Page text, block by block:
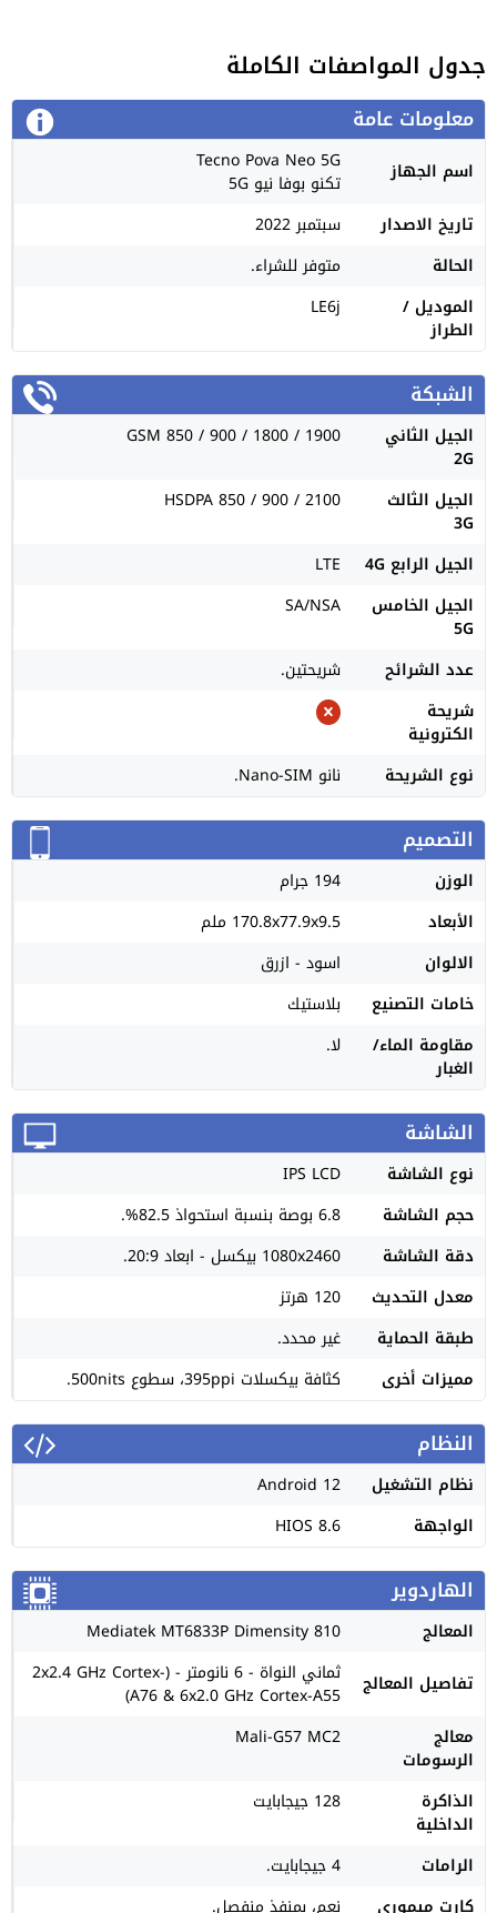
جدول المواصفات الكاملة
معلومات عامة
اسم الجهاز Tecno Pova Neo 5G
تكنو بوفا نيو 5G
تاريخ الاصدار
سبتمبر 2022
الحالة
متوفر للشراء.
الموديل /
الطراز
LE6j
الشبكة
الجيل الثاني
2G
GSM 850 / 900 / 1800 / 1900
الجيل الثالث
3G
HSDPA 850 / 900 / 2100
الجيل الرابع 4G
LTE
الجيل الخامس
5G
SA/NSA
عدد الشرائح
شريحتين.
شريحة
الكترونية
نوع الشريحة
نانو Nano-SIM.
التصميم
الوزن
194 جرام
الأبعاد
170.8x77.9x9.5 ملم
الالوان
اسود - ازرق
خامات التصنيع
بلاستيك
مقاومة الماء/
الغبار
لا.
الشاشة
نوع الشاشة
IPS LCD
حجم الشاشة
6.8 بوصة بنسبة استحواذ 82.5%.
دقة الشاشة
1080x2460 بيكسل - ابعاد 20:9.
معدل التحديث
120 هرتز
طبقة الحماية
غير محدد.
مميزات أخرى
كثافة بيكسلات 395ppi، سطوع 500nits.
النظام
نظام التشغيل
Android 12
الواجهة
HIOS 8.6
الهاردوير
المعالج
Mediatek MT6833P Dimensity 810
تفاصيل المعالج
ثماني النواة - 6 نانومتر - (2x2.4 GHz Cortex-
A76 & 6x2.0 GHz Cortex-A55)
معالج
الرسومات
Mali-G57 MC2
الذاكرة
الداخلية
128 جيجابايت
الرامات
4 جيجابايت.
كارت ميموري
نعم، بمنفذ منفصل.